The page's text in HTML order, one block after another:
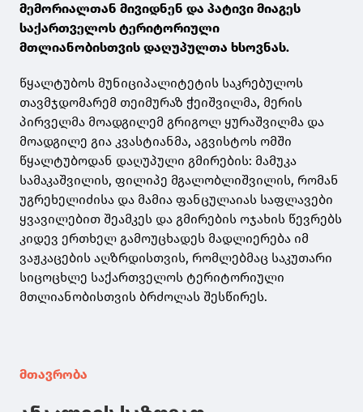
მემორიალთან მივიდნენ და პატივი მიაგეს
საქართველოს ტერიტორიული
მთლიანობისთვის დაღუპულთა ხსოვნას.
წყალტუბოს მუნიციპალიტეტის საკრებულოს
თავმჯდომარემ თეიმურაზ ჭეიშვილმა, მერის
პირველმა მოადგილემ გრიგოლ ყურაშვილმა და
მოადგილე გია კვასტიანმა, აგვისტოს ომში
წყალტუბოდან დაღუპული გმირების: მამუკა
სამაკაშვილის, ფილიპე მგალობლიშვილის, რომან
უგრეხელიძისა და მამია ფანცულაიას საფლავები
ყვავილებით შეამკეს და გმირების ოჯახის წევრებს
კიდევ ერთხელ გამოუცხადეს მადლიერება იმ
ვაჟკაცების აღზრდისთვის, რომლებმაც საკუთარი
სიცოცხლე საქართველოს ტერიტორიული
მთლიანობისთვის ბრძოლას შესწირეს.
მთავრობა